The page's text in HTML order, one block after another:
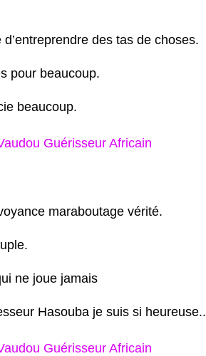
des tas de choses.
pour beaucoup.
beaucoup.
Guérisseur Africain
maraboutage vérité.
ne joue jamais
Hasouba je suis si heureuse..
Guérisseur Africain